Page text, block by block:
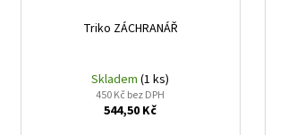
Triko ZÁCHRANÁŘ
Skladem(1 ks)
450 Kč bez DPH
544,50 Kč